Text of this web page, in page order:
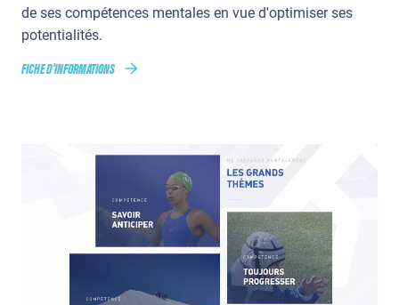
de ses compétences mentales en vue d'optimiser ses
potentialités.
FICHE D'INFORMATIONS